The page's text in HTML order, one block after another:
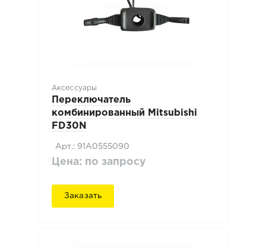
Аксессуары
Переключатель
комбинированный Mitsubishi
FD30N
Арт.: 91A0555090
Цена: по запросу
Заказать